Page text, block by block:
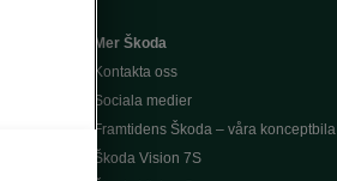
Mer Škoda
Kontakta oss
Sociala medier
Framtidens Škoda – våra konceptbila
Škoda Vision 7S